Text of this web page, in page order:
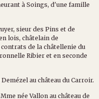
à Soings, d'une famille
sieur des Pins et de
lois, châtelain de
de la châtellenie du
Ribier et en seconde
au château du Carroir.
née Vallon au château de